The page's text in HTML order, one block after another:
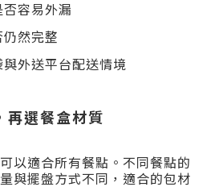
容易外漏
然完整
外送平台配送情境
再選餐盒材質
以適合所有餐點。不同餐點的
與擺盤方式不同，適合的包材